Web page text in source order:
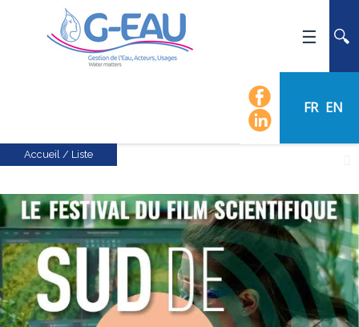
FR EN
ACTUALITÉS
CALENDRIER DES ÉVÈNEMENTS
ORGANIGRAMME
LISTE DU PERSONNEL
LES DOMAINES SCIENTIFIQUES
LES ÉQUIPES
Accueil / Liste